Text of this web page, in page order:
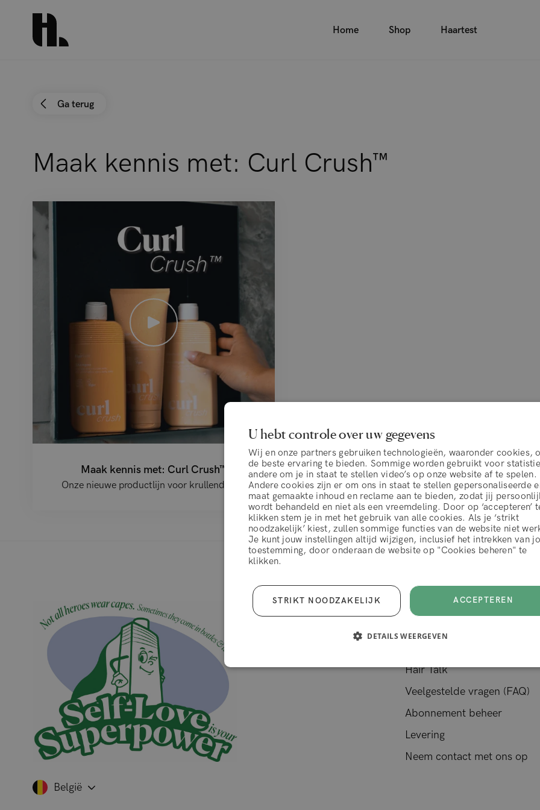
Home Shop Haartest
Ga terug
Maak kennis met: Curl Crush™
Maak kennis met: Curl Crush™
Onze nieuwe productlijn voor krullend haar
algemene voorwaarden
WEIGEREN ACCEPTEER
België
Klantenservice
Hair Talk
Veelgestelde vragen (FAQ)
Abonnement beheer
Levering
Neem contact met ons op
U hebt controle over uw gegevens
Wij en onze partners gebruiken technologieën, waaronder cookies,
de beste ervaring te bieden. Sommige worden gebruikt voor
andere om je in staat te stellen video’s op onze website af te spelen.
Andere cookies zijn er om ons in staat te stellen gepersonaliseerde
maat gemaakte inhoud en reclame aan te bieden, zodat jij
wordt behandeld en niet als een vreemdeling. Door op ‘accepteren’
klikken stem je in met het gebruik van alle cookies. Als je ‘strikt
noodzakelijk’ kiest, zullen sommige functies van de website niet
Je kunt jouw instellingen altijd wijzigen, inclusief het intrekken van
toestemming, door onderaan de website op "Cookies beheren" te
klikken.
ACCEPTEREN
STRIKT NOODZAKELIJK
DETAILS WEERGEVEN